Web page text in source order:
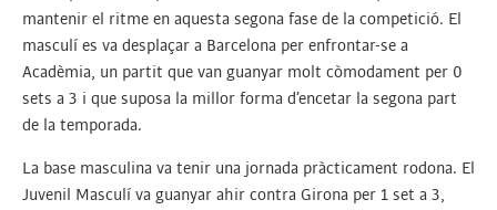
mantenir el ritme en aquesta segona fase de la competició. El
masculí es va desplaçar a Barcelona per enfrontar-se a
Acadèmia, un partit que van guanyar molt còmodament per 0
sets a 3 i que suposa la millor forma d’encetar la segona part
de la temporada.
La base masculina va tenir una jornada pràcticament rodona. El
Juvenil Masculí va guanyar ahir contra Girona per 1 set a 3,